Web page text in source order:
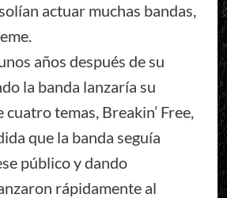
actuar muchas bandas,
años después de su
la banda lanzaría su
temas, Breakin’ Free,
que la banda seguía
público y dando
rápidamente al